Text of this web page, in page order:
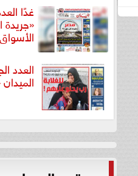
غدًا
«جريدة
الأسواق
العدد
الميدان